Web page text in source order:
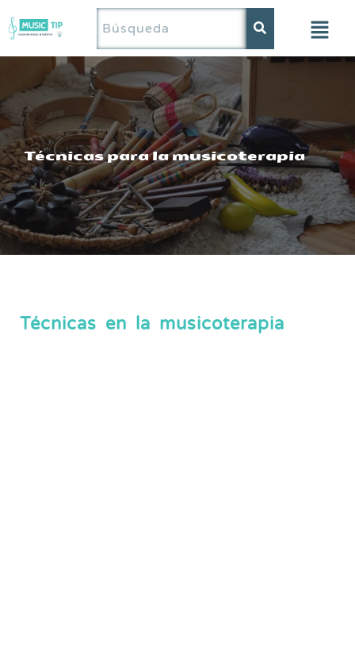
contenido
Técnicas para la musicoterapia
Técnicas en la musicoterapia